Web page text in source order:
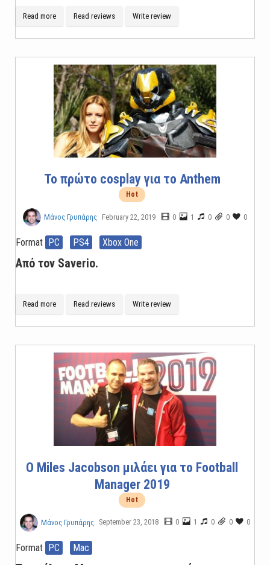
Read more Read reviews Write review
Το πρώτο cosplay για το Anthem
Hot
Μάνος Γρυπάρης February 22, 2019 0 1 0 0 0
Format PC PS4 Xbox One
Από τον Saverio.
Read more Read reviews Write review
Ο Miles Jacobson μιλάει για το Football
Manager 2019
Hot
Μάνος Γρυπάρης September 23, 2018 0 1 0 0 0
Format PC Mac